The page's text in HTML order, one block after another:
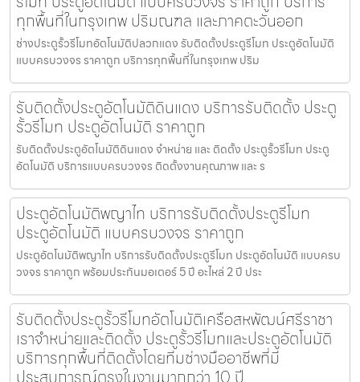
ทุกพื้นที่ในกรุงเทพ ปริมณฑล และภาคตะวันออก
ช่างประตูรั้วรีโมทอัตโนมัติปลวกแดง รับติดตั้งประตูรีโมท ประตูอัตโนมัติ
แบบครบวงจร ราคาถูก บริการทุกพื้นที่ในกรุงเทพ ปริม
รับติดตั้งประตูอัตโนมัติดินแดง บริการรับติดตั้ง ประตู
รั้วรีโมท ประตูอัตโนมัติ ราคาถูก
รับติดตั้งประตูอัตโนมัติดินแดง จำหน่าย และ ติดตั้ง ประตูรั้วรีโมท ประตู
อัตโนมัติ บริการแบบครบวงจร ติดตั้งงานคุณภาพ และ ร
ประตูอัตโนมัติพญาไท บริการรับติดตั้งประตูรีโมท
ประตูอัตโนมัติ แบบครบวงจร ราคาถูก
ประตูอัตโนมัติพญาไท บริการรับติดตั้งประตูรีโมท ประตูอัตโนมัติ แบบครบ
วงจร ราคาถูก พร้อมประกันมอเตอร์ 5 ปี อะไหล่ 2 ปี ประ
รับติดตั้งประตูรั้วรีโมทอัตโนมัติเครือสหพัฒน์ศรีราชา
เราจำหน่ายและติดตั้ง ประตูรั้วรีโมทและประตูอัตโนมัติ
บริการทุกพื้นที่ติดตั้งโดยทีมช่างมืออาชีพที่มี